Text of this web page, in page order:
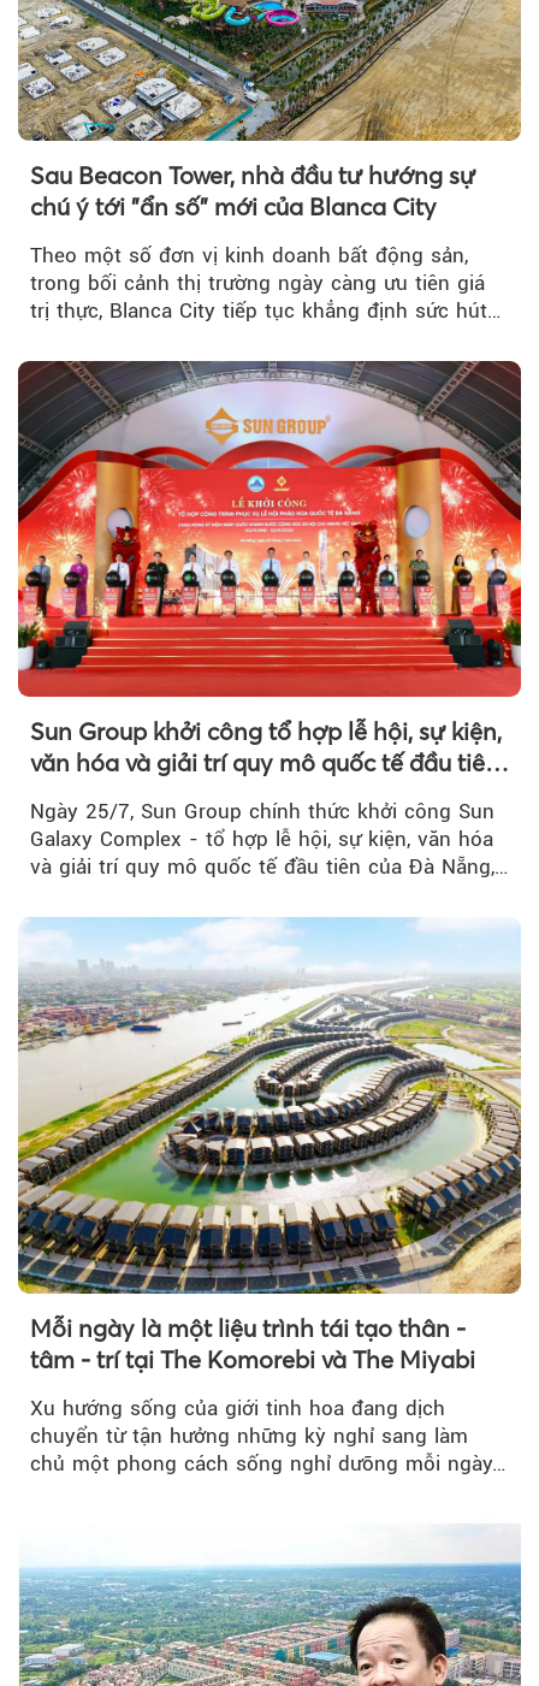
Sau Beacon Tower, nhà đầu tư hướng sự
chú ý tới "ẩn số" mới của Blanca City
Theo một số đơn vị kinh doanh bất động sản,
trong bối cảnh thị trường ngày càng ưu tiên giá
trị thực, Blanca City tiếp tục khẳng định sức hút
Sun Group khởi công tổ hợp lễ hội, sự kiện,
văn hóa và giải trí quy mô quốc tế đầu tiên
Ngày 25/7, Sun Group chính thức khởi công Sun
Galaxy Complex - tổ hợp lễ hội, sự kiện, văn hóa
và giải trí quy mô quốc tế đầu tiên của Đà Nẵng,…
Mỗi ngày là một liệu trình tái tạo thân -
tâm - trí tại The Komorebi và The Miyabi
Xu hướng sống của giới tinh hoa đang dịch
chuyển từ tận hưởng những kỳ nghỉ sang làm
chủ một phong cách sống nghỉ dưỡng mỗi ngày…